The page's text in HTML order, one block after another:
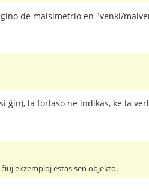
de malsimetrio en "venki/
ĝin), la forlaso ne indikas, ke la
ekzemploj estas sen objekto.